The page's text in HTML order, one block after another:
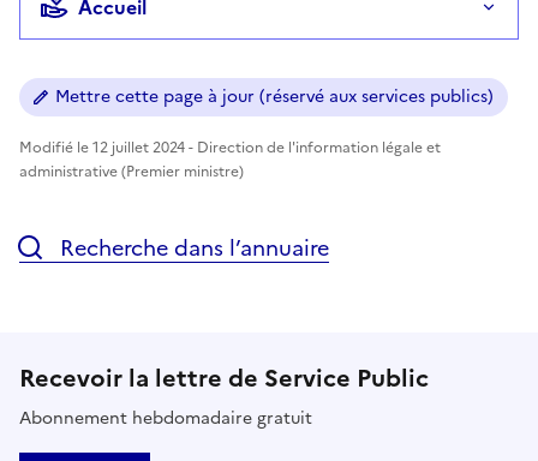
Accueil
Mettre cette page à jour (réservé aux services publics)
Modifié le 12 juillet 2024 - Direction de l'information légale et
administrative (Premier ministre)
Recherche dans l’annuaire
Recevoir la lettre de Service Public
Abonnement hebdomadaire gratuit